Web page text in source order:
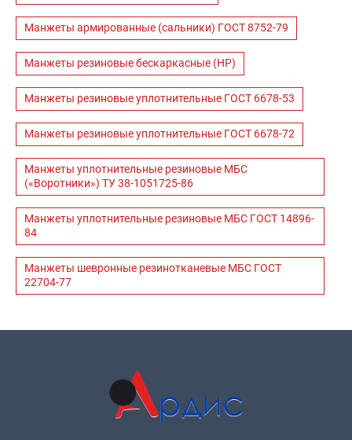
Манжеты армированные (сальники) ГОСТ 8752-79
Манжеты резиновые бескаркасные (НР)
Манжеты резиновые уплотнительные ГОСТ 6678-53
Манжеты резиновые уплотнительные ГОСТ 6678-72
Манжеты уплотнительные резиновые МБС
(«Воротники») ТУ 38-1051725-86
Манжеты уплотнительные резиновые МБС ГОСТ 14896-
84
Манжеты шевронные резинотканевые МБС ГОСТ
22704-77